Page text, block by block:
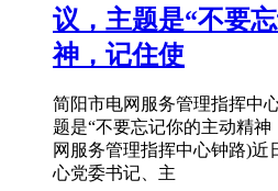
议，主题是“不要
神，记住使
简阳市电网服务管理指挥中
题是“不要忘记你的主动精
网服务管理指挥中心钟路)近
心党委书记、主